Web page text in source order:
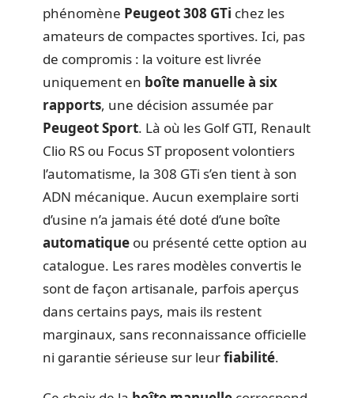
phénomène Peugeot 308 GTi chez les
amateurs de compactes sportives. Ici, pas
de compromis : la voiture est livrée
uniquement en boîte manuelle à six
rapports, une décision assumée par
Peugeot Sport. Là où les Golf GTI, Renault
Clio RS ou Focus ST proposent volontiers
l’automatisme, la 308 GTi s’en tient à son
ADN mécanique. Aucun exemplaire sorti
d’usine n’a jamais été doté d’une boîte
automatique ou présenté cette option au
catalogue. Les rares modèles convertis le
sont de façon artisanale, parfois aperçus
dans certains pays, mais ils restent
marginaux, sans reconnaissance officielle
ni garantie sérieuse sur leurfiabilité.